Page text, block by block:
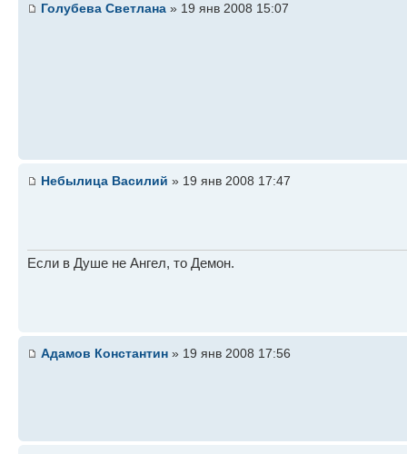
Голубева Светлана » 19 янв 2008 15:07
Небылица Василий » 19 янв 2008 17:47
Если в Душе не Ангел, то Демон.
Адамов Константин » 19 янв 2008 17:56